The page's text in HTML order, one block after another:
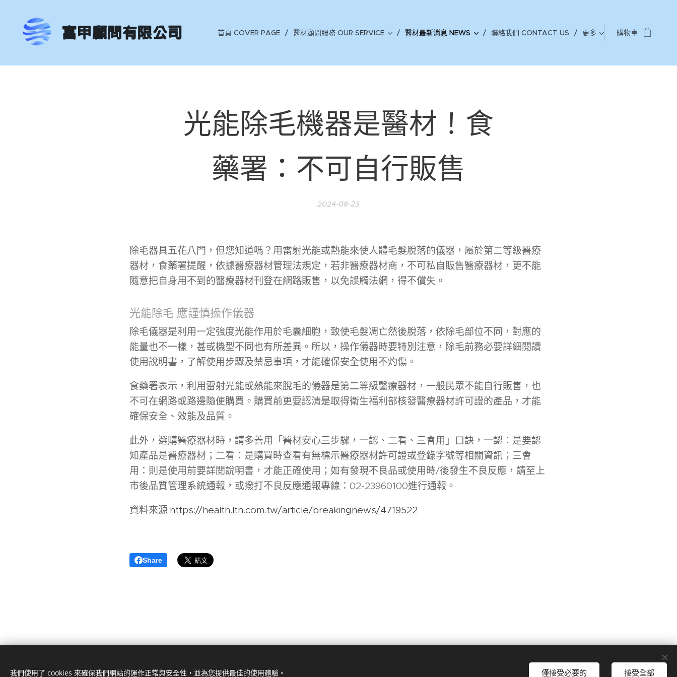
富甲顧問有限公司 首頁 COVER PAGE 醫材顧問服務 OUR SERVICE 醫材最新消息 NEWS 聯絡我們 CONTACT US 更多 購物車
光能除毛機器是醫材！食
藥署：不可自行販售
2024-08-23
除毛器具五花八門，但您知道嗎？用雷射光能或熱能來使人體毛髮脫落的儀器，屬於第二等級醫療
器材，食藥署提醒，依據醫療器材管理法規定，若非醫療器材商，不可私自販售醫療器材，更不能
隨意把自身用不到的醫療器材刊登在網路販售，以免誤觸法網，得不償失。
光能除毛 應謹慎操作儀器
除毛儀器是利用一定強度光能作用於毛囊細胞，致使毛髮凋亡然後脫落，依除毛部位不同，對應的
能量也不一樣，甚或機型不同也有所差異。所以，操作儀器時要特別注意，除毛前務必要詳細閱讀
使用說明書，了解使用步驟及禁忌事項，才能確保安全使用不灼傷。
食藥署表示，利用雷射光能或熱能來脫毛的儀器是第二等級醫療器材，一般民眾不能自行販售，也
不可在網路或路邊隨便購買。購買前更要認清是取得衛生福利部核發醫療器材許可證的產品，才能
確保安全、效能及品質。
此外，選購醫療器材時，請多善用「醫材安心三步驟，一認、二看、三會用」口訣，一認：是要認
知產品是醫療器材；二看：是購買時查看有無標示醫療器材許可證或登錄字號等相關資訊；三會
用：則是使用前要詳閱說明書，才能正確使用；如有發現不良品或使用時/後發生不良反應，請至上
市後品質管理系統通報，或撥打不良反應通報專線：02-23960100進行通報。
資料來源:https://health.ltn.com.tw/article/breakingnews/4719522
Share
我們使用了 cookies 來確保我們網站的運作正常與安全性，並為您提供最佳的使用體驗。 僅接受必要的 接受全部